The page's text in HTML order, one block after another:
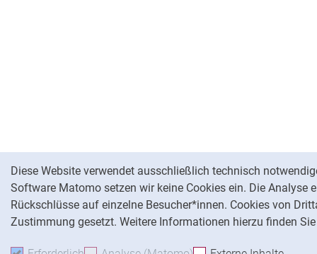
Diese Website verwendet ausschließlich technisch
Software Matomo setzen wir keine Cookies ein. Die Analyse
Rückschlüsse auf einzelne Besucher*innen. Cookies von
Zustimmung gesetzt. Weitere Informationen hierzu finden